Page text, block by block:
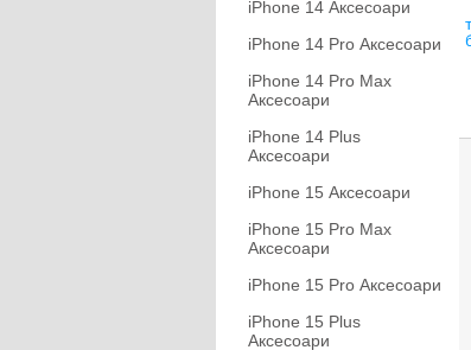
iPhone 14 Аксесоари
iPhone 14 Pro Аксесоари
iPhone 14 Pro Max
Аксесоари
iPhone 14 Plus
Аксесоари
iPhone 15 Аксесоари
iPhone 15 Pro Max
Аксесоари
iPhone 15 Pro Аксесоари
iPhone 15 Plus
Аксесоари